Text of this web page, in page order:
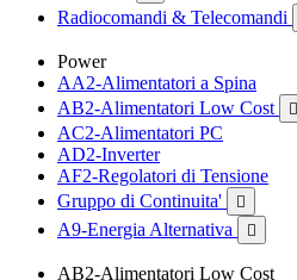
Radiocomandi & Telecomandi
Power
AA2-Alimentatori a Spina
AB2-Alimentatori Low Cost

AC2-Alimentatori PC
AD2-Inverter
AF2-Regolatori di Tensione
Gruppo di Continuita'

A9-Energia Alternativa 
AB2-Alimentatori Low Cost